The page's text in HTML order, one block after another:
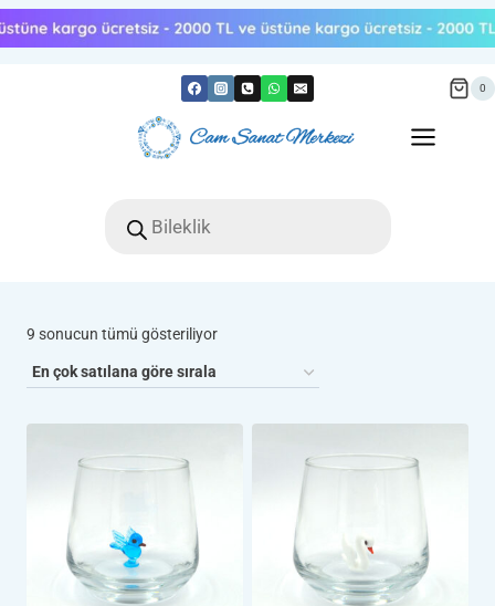
Skip
to
0
search
9 sonucun tümü gösteriliyorPopülerliğe